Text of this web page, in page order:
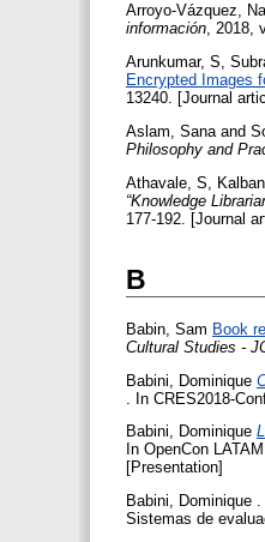
Arroyo-Vázquez,
información, 2018,
Arunkumar, S,
Encrypted Images
13240. [Journal
Aslam, Sana and
Philosophy and
Athavale, S
“Knowledge
177-192. [Journal
B
Babin, Sam Book
Cultural Studies -
Babini, Dominique
. In CRES2018-
Babini, Dominique
In OpenCon
[Presentation]
Babini, Dominique .
Sistemas de